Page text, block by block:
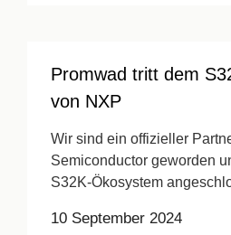
Promwad tritt dem
von NXP
Wir sind ein offizieller
Semiconductor geworden
S32K-Ökosystem
10 September 2024